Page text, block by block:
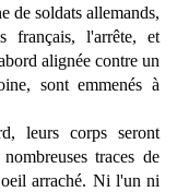
de soldats allemands,
français, l'arrête, et
alignée contre un
sont emmenés à
leurs corps seront
traces de
arraché. Ni l'un ni